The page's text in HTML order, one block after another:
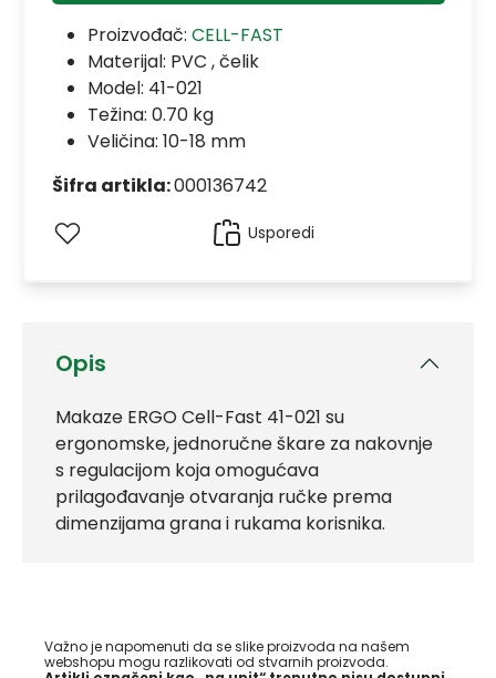
Opis
Makaze ERGO Cell-Fast 41-021 su
ergonomske, jednoručne škare za nakovnje
s regulacijom koja omogućava
prilagođavanje otvaranja ručke prema
dimenzijama grana i rukama korisnika.
Važno je napomenuti da se slike proizvoda na našem
webshopu mogu razlikovati od stvarnih proizvoda.
Proizvođač: CELL-FAST
Materijal: PVC , čelik
Model: 41-021
Težina: 0.70 kg
Veličina: 10-18 mm
Šifra artikla:000136742
Usporedi